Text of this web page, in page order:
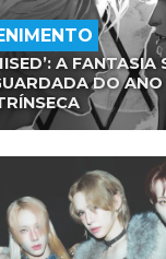
A FANTASIA
DO ANO